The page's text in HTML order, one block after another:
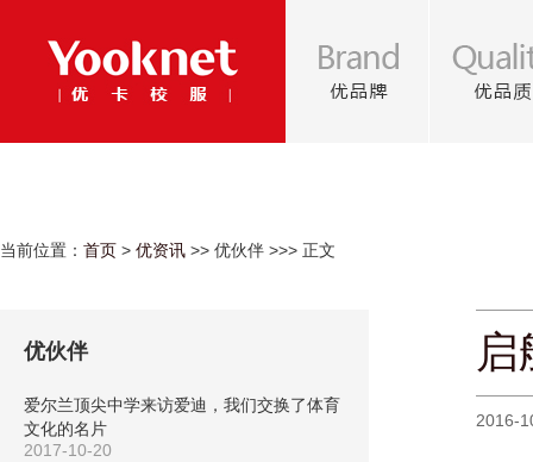
当前位置： 首页 > 优资讯 >> 优伙伴 >>> 正文
优伙伴
爱尔兰顶尖中学来访爱迪，我们交换了体育
文化的名片
2017-10-20
2016-